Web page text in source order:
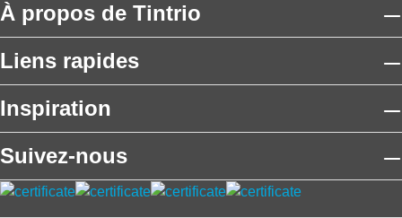
À propos de Tintrio
Liens rapides
Inspiration
Suivez-nous